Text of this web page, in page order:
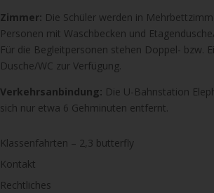
Zimmer: Die Schüler werden in
Personen mit Waschbecken und
Für die Begleitpersonen stehen Doppel- bzw.
Dusche/WC zur Verfügung.
Verkehrsanbindung: Die U-Bahnstation
sich nur etwa 6 Gehminuten entfernt.
Klassenfahrten – 2,3 butterfly
Kontakt
Rechtliches